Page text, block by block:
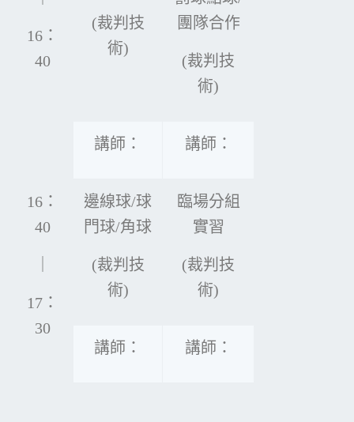
16：
40
(裁判技
術)
團隊合作
(裁判技
術)
講師： 講師：
16：
40
17：
30
邊線球/球
門球/角球
(裁判技
術)
臨場分組
實習
(裁判技
術)
講師： 講師：